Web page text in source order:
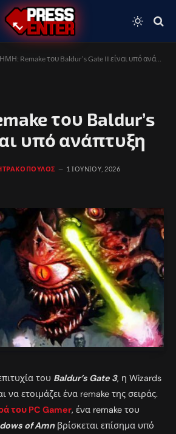
Remake του Baldur’s Gate II είναι υπό ανάπτυξη
του Baldur’s
υπό ανάπτυξη
1 ΙΟΥΝΊΟΥ, 2026
του Baldur’s Gate 3, η Wizards
να ετοιμάζει ένα remake της σειράς.
του PC Gamer, ένα remake του
of Amnβρίσκεται επίσημα υπό